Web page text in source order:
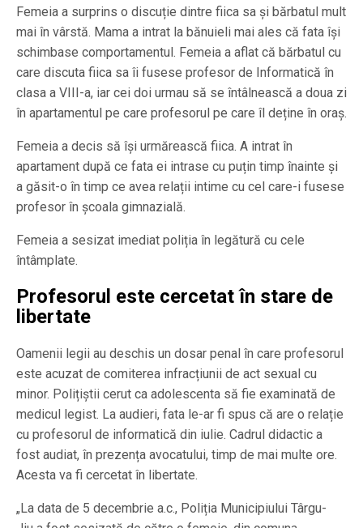
Femeia a surprins o discuție dintre fiica sa și bărbatul mult
mai în vârstă. Mama a intrat la bănuieli mai ales că fata își
schimbase comportamentul. Femeia a aflat că bărbatul cu
care discuta fiica sa îi fusese profesor de Informatică în
clasa a VIII-a, iar cei doi urmau să se întâlnească a doua zi
în apartamentul pe care profesorul pe care îl deține în oraș.
Femeia a decis să își urmărească fiica. A intrat în
apartament după ce fata ei intrase cu puțin timp înainte și
a găsit-o în timp ce avea relații intime cu cel care-i fusese
profesor în școala gimnazială.
Femeia a sesizat imediat poliția în legătură cu cele
întâmplate.
Profesorul este cercetat în stare de
libertate
Oamenii legii au deschis un dosar penal în care profesorul
este acuzat de comiterea infracțiunii de act sexual cu
minor. Polițiștii cerut ca adolescenta să fie examinată de
medicul legist. La audieri, fata le-ar fi spus că are o relație
cu profesorul de informatică din iulie. Cadrul didactic a
fost audiat, în prezența avocatului, timp de mai multe ore.
Acesta va fi cercetat în libertate.
„La data de 5 decembrie a.c., Poliția Municipiului Târgu-